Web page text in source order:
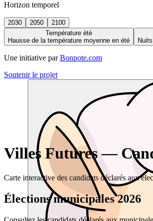
Horizon temporel
2030 2050
2100
Température été
Hausse de la température moyenne en été
Une initiative par Bonpote.com
Soutenir le projet
Villes Futures —
Carte interactive des candidats déclarés aux
Élections municipales 2026